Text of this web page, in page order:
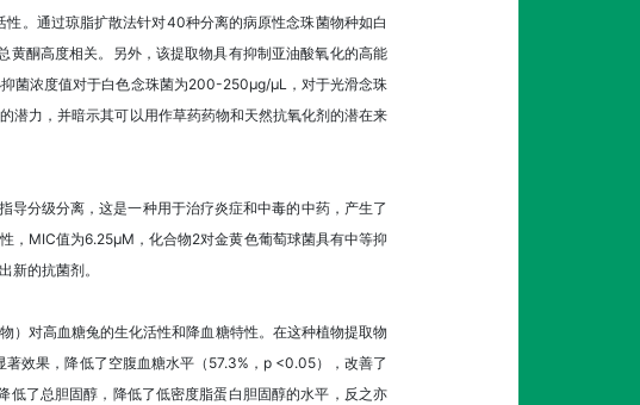
。通过琼脂扩散法针对40种分离的病原性念珠菌物种如白
酮高度相关。另外，该提取物具有抑制亚油酸氧化的高能
菌浓度值对于白色念珠菌为200-250μg/μL，对于光滑念珠
潜力，并暗示其可以用作草药药物和天然抗氧化剂的潜在来
分级分离，这是一种用于治疗炎症和中毒的中药，产生了
，MIC值为6.25μM，化合物2对金黄色葡萄球菌具有中等抑
新的抗菌剂。
对高血糖兔的生化活性和降血糖特性。在这种植物提取物
效果，降低了空腹血糖水平（57.3%，p <0.05），改善了
了总胆固醇，降低了低密度脂蛋白胆固醇的水平，反之亦